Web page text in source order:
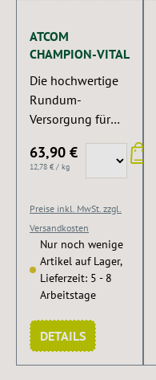
ATCOM
CHAMPION-VITAL
Die hochwertige
Rundum-
Versorgung für
Sportpferde.
63,90 €
12,78 € / kg
Preise inkl. MwSt. zzgl.
Versandkosten
Nur noch wenige
Artikel auf Lager,
Lieferzeit: 5 - 8
Arbeitstage
DETAILS